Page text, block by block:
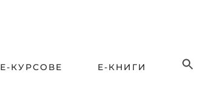
Е-КУРСОВЕ Е-КНИГИ